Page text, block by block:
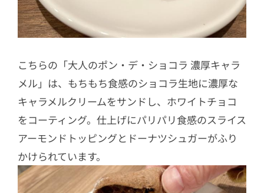
こちらの「大人のポン・デ・ショコラ 濃厚キャラ
メル」は、もちもち食感のショコラ生地に濃厚な
キャラメルクリームをサンドし、ホワイトチョコ
をコーティング。仕上げにパリパリ食感のスライス
アーモンドトッピングとドーナツシュガーがふり
かけられています。